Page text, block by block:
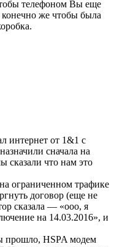
телефоном Вы еще
конечно же чтобы была
интернет от 1&1 с
сначала на
сказали что нам это
ограниченном трафике
договор (еще не
сказала — «ооо, я
на 14.03.2016», и
прошло, HSPA модем